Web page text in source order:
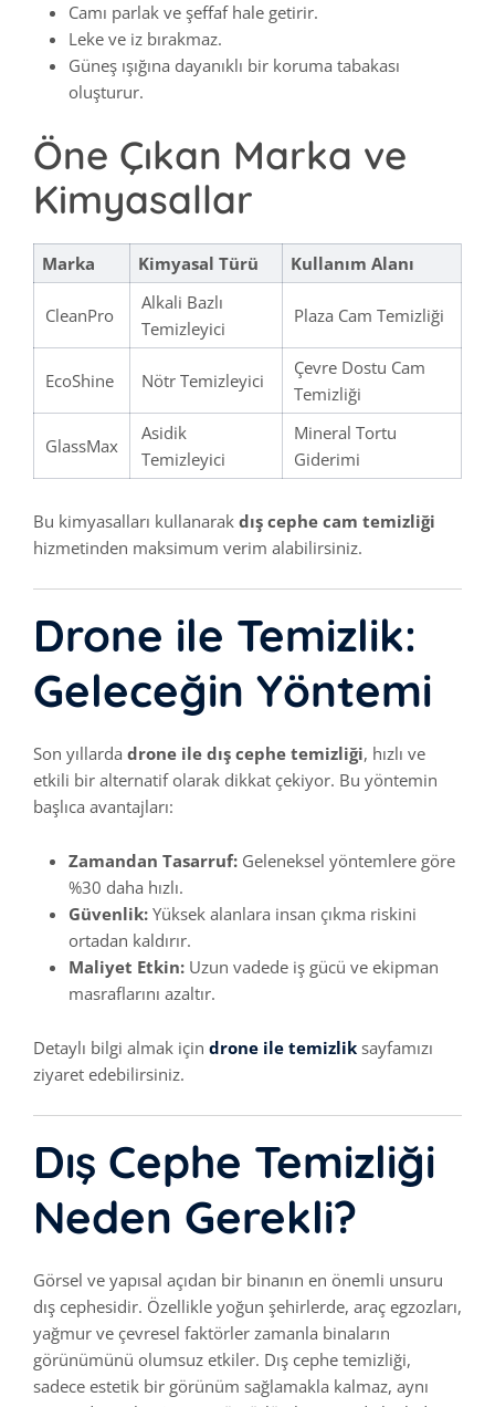
Camı parlak ve şeffaf hale getirir.
Leke ve iz bırakmaz.
Güneş ışığına dayanıklı bir koruma tabakası
oluşturur.
Öne Çıkan Marka ve
Kimyasallar
Marka Kimyasal Türü Kullanım Alanı
CleanPro
Alkali Bazlı
Temizleyici
Plaza Cam Temizliği
EcoShine Nötr Temizleyici
Çevre Dostu Cam
Temizliği
GlassMax
Asidik
Temizleyici
Mineral Tortu
Giderimi
Bu kimyasalları kullanarak dış cephe cam temizliği
hizmetinden maksimum verim alabilirsiniz.
Drone ile Temizlik:
Geleceğin Yöntemi
Son yıllarda drone ile dış cephe temizliği, hızlı ve
etkili bir alternatif olarak dikkat çekiyor. Bu yöntemin
başlıca avantajları:
Zamandan Tasarruf: Geleneksel yöntemlere göre
%30 daha hızlı.
Güvenlik: Yüksek alanlara insan çıkma riskini
ortadan kaldırır.
Maliyet Etkin: Uzun vadede iş gücü ve ekipman
masraflarını azaltır.
Detaylı bilgi almak için drone ile temizlik sayfamızı
ziyaret edebilirsiniz.
Dış Cephe Temizliği
Neden Gerekli?
Görsel ve yapısal açıdan bir binanın en önemli unsuru
dış cephesidir. Özellikle yoğun şehirlerde, araç egzozları,
yağmur ve çevresel faktörler zamanla binaların
görünümünü olumsuz etkiler. Dış cephe temizliği,
sadece estetik bir görünüm sağlamakla kalmaz, aynı